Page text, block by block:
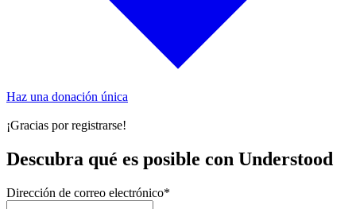
Haz una donación única
¡Gracias por registrarse!
Descubra qué es posible con Understood
Dirección de correo electrónico*